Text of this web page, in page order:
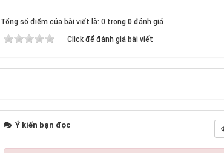
Tổng số điểm của bài viết là: 0 trong 0 đánh giá
Click để đánh giá bài viết
Ý kiến bạn đọc